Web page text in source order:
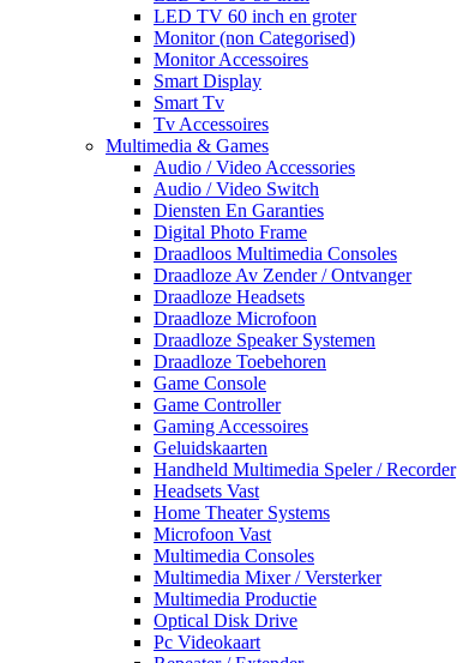
LED TV 60 inch en groter
Monitor (non Categorised)
Monitor Accessoires
Smart Display
Smart Tv
Tv Accessoires
Multimedia & Games
Audio / Video Accessories
Audio / Video Switch
Diensten En Garanties
Digital Photo Frame
Draadloos Multimedia Consoles
Draadloze Av Zender / Ontvanger
Draadloze Headsets
Draadloze Microfoon
Draadloze Speaker Systemen
Draadloze Toebehoren
Game Console
Game Controller
Gaming Accessoires
Geluidskaarten
Handheld Multimedia Speler / Recorder
Headsets Vast
Home Theater Systems
Microfoon Vast
Multimedia Consoles
Multimedia Mixer / Versterker
Multimedia Productie
Optical Disk Drive
Pc Videokaart